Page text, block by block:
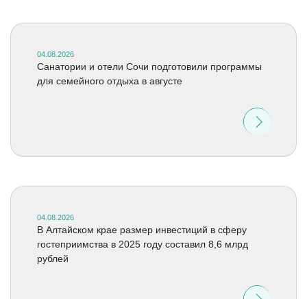
04.08.2026
Санатории и отели Сочи подготовили программы
для семейного отдыха в августе
04.08.2026
В Алтайском крае размер инвестиций в сферу
гостеприимства в 2025 году составил 8,6 млрд
рублей